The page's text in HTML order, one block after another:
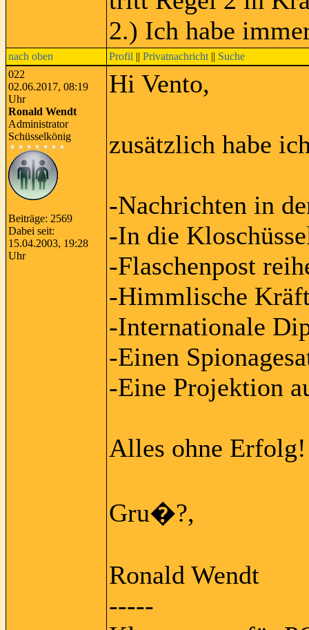
2.) Ich habe
nach oben Profil || Privatnachricht || Suche
022
02.06.2017, 08:19
Uhr
Ronald Wendt
Administrator
Schüsselkönig
Beiträge: 2569
Dabei seit:
15.04.2003, 19:28
Uhr
Hi Vento,
zusätzlich habe
-Nachrichten in
-In die
-Flaschenpost
-Himmlische
-Internationale
-Einen
-Eine Projektion
Alles ohne Erfolg!
Gru�?,
Ronald Wendt
-----